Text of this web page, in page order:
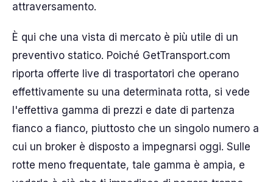
attraversamento.
È qui che una vista di mercato è più utile di un
preventivo statico. Poiché GetTransport.com
riporta offerte live di trasportatori che operano
effettivamente su una determinata rotta, si vede
l'effettiva gamma di prezzi e date di partenza
fianco a fianco, piuttosto che un singolo numero a
cui un broker è disposto a impegnarsi oggi. Sulle
rotte meno frequentate, tale gamma è ampia, e